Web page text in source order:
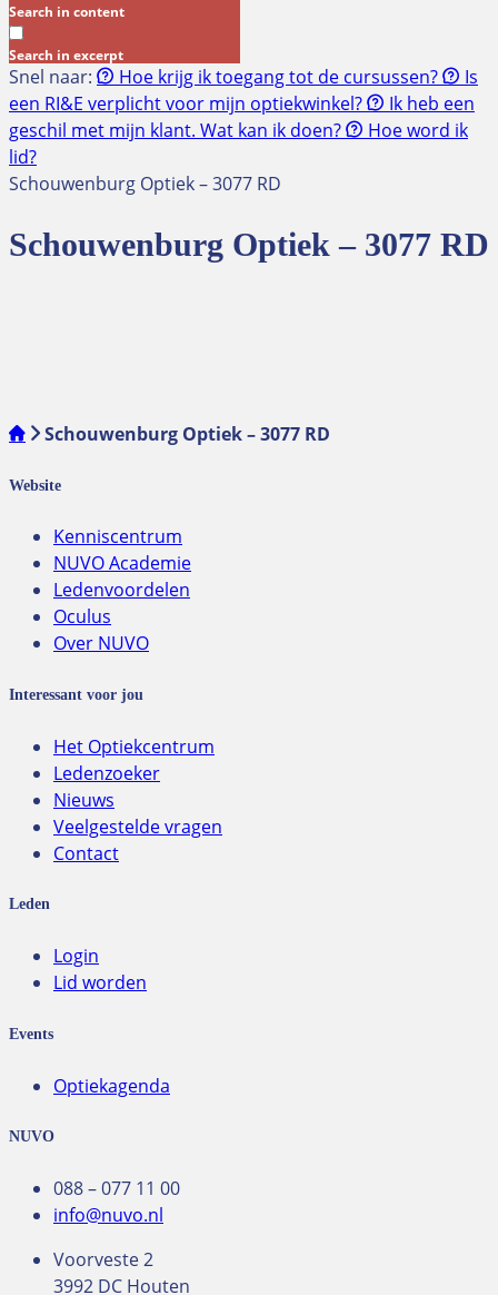
Search in content
Search in excerpt
Snel naar: Hoe krijg ik toegang tot de cursussen?
Is
een RI&E verplicht voor mijn optiekwinkel?
Ik heb een
geschil met mijn klant. Wat kan ik doen?
Hoe word ik
lid?
Schouwenburg Optiek – 3077 RD
Schouwenburg Optiek – 3077 RD
Schouwenburg Optiek – 3077 RD
Website
Kenniscentrum
NUVO Academie
Ledenvoordelen
Oculus
Over NUVO
Interessant voor jou
Het Optiekcentrum
Ledenzoeker
Nieuws
Veelgestelde vragen
Contact
Leden
Login
Lid worden
Events
Optiekagenda
NUVO
088 – 077 11 00
info@nuvo.nl
Voorveste 2
3992 DC Houten